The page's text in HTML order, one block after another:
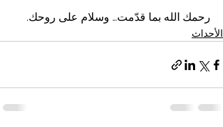
رحمك الله بما قدّمت… وسلام على روحك.
الأحداث